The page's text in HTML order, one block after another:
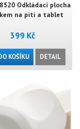
Odkládací plocha
na pití a tablet
399 Kč
KOŠÍKU DETAIL